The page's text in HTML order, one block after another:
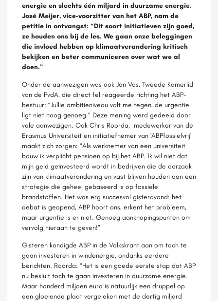
energie en slechts één miljard in duurzame energie.
José Meijer, vice-voorzitter van het ABP, nam de
petitie in ontvangst: “Dit soort initiatieven zijn goed,
ze houden ons bij de les. We gaan onze beleggingen
die invloed hebben op klimaatverandering kritisch
bekijken en beter communiceren over wat we al
doen.”
Onder de aanwezigen was ook Jan Vos, Tweede Kamerlid
van de PvdA, die direct fel reageerde richting het ABP-
bestuur: “Jullie ambitieniveau valt me tegen, de urgentie
ligt niet hoog genoeg.” Deze mening werd gedeeld door
vele aanwezigen. Ook Chris Roorda, medewerker van de
Erasmus Universiteit en initiatiefnemer van 'ABPfossielvrij'
maakt zich zorgen: “Als werknemer van een universiteit
bouw ik verplicht pensioen op bij het ABP. Ik wil niet dat
mijn geld geïnvesteerd wordt in bedrijven die de oorzaak
zijn van klimaatverandering en vast blijven houden aan een
strategie die geheel gebaseerd is op fossiele
brandstoffen. Het was erg succesvol gisteravond: het
debat is geopend, ABP hoort ons, erkent het probleem,
maar urgentie is er niet. Genoeg aanknopingspunten om
vervolg hieraan te geven!”
Gisteren kondigde ABP in de Volkskrant aan om toch te
gaan investeren in windenergie, ondanks eerdere
berichten. Roorda: “Het is een goede eerste stap dat ABP
nu besluit toch te gaan investeren in duurzame energie.
Maar honderd miljoen euro is natuurlijk een druppel op
een gloeiende plaat vergeleken met de dertig miljard